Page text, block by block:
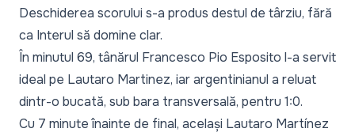
Deschiderea scorului s-a produs destul de târziu, fără
ca Interul să domine clar.
În minutul 69, tânărul Francesco Pio Esposito l-a servit
ideal pe Lautaro Martinez, iar argentinianul a reluat
dintr-o bucată, sub bara transversală, pentru 1:0.
Cu 7 minute înainte de final, același Lautaro Martínez